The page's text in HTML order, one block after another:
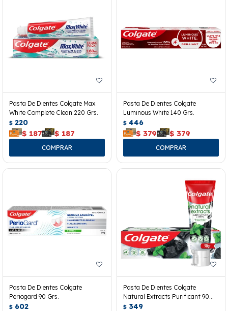
Pasta De Dientes Colgate Max
White Complete Clean 220 Grs.
$ 220
$ 187 $ 187
Pasta De Dientes Colgate
Luminous White 140 Grs.
$ 446
$ 379 $ 379
Pasta De Dientes Colgate
Periogard 90 Grs.
$ 602
Pasta De Dientes Colgate
Natural Extracts Purificant 90
Grs.
$ 349